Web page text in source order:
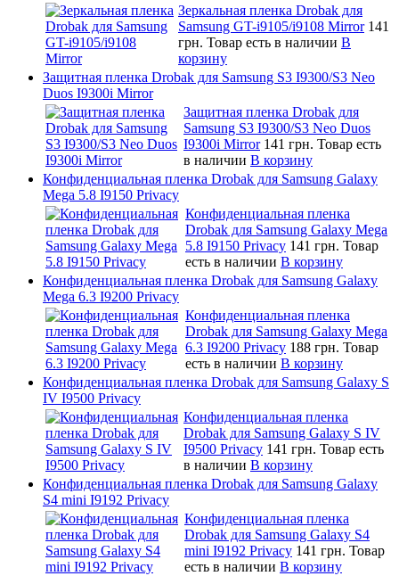
Зеркальная пленка Drobak для
Samsung GT-i9105/i9108 Mirror 141
грн. Товар есть в наличии В
корзину
Защитная пленка Drobak для Samsung S3 I9300/S3 Neo
Duos I9300i Mirror
Защитная пленка Drobak для
Samsung S3 I9300/S3 Neo Duos
I9300i Mirror 141 грн. Товар есть
в наличии В корзину
Конфиденциальная пленка Drobak для Samsung Galaxy
Mega 5.8 I9150 Privacy
Конфиденциальная пленка
Drobak для Samsung Galaxy Mega
5.8 I9150 Privacy 141 грн. Товар
есть в наличии В корзину
Конфиденциальная пленка Drobak для Samsung Galaxy
Mega 6.3 I9200 Privacy
Конфиденциальная пленка
Drobak для Samsung Galaxy Mega
6.3 I9200 Privacy 188 грн. Товар
есть в наличии В корзину
Конфиденциальная пленка Drobak для Samsung Galaxy S
IV I9500 Privacy
Конфиденциальная пленка
Drobak для Samsung Galaxy S IV
I9500 Privacy 141 грн. Товар есть
в наличии В корзину
Конфиденциальная пленка Drobak для Samsung Galaxy
S4 mini I9192 Privacy
Конфиденциальная пленка
Drobak для Samsung Galaxy S4
mini I9192 Privacy 141 грн. Товар
есть в наличии В корзину